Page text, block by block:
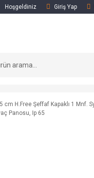
Hoşgeldiniz Giriş Yap